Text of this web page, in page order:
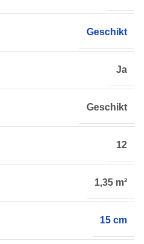
Geschikt
Ja
Geschikt
12
1,35 m²
15 cm